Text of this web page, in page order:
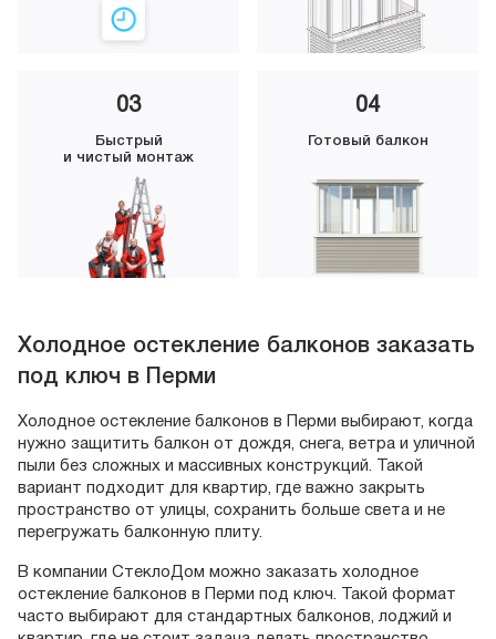
03
Быстрый
и чистый монтаж
04
Готовый балкон
Холодное остекление балконов заказать
под ключ в Перми
Холодное остекление балконов в Перми выбирают, когда
нужно защитить балкон от дождя, снега, ветра и уличной
пыли без сложных и массивных конструкций. Такой
вариант подходит для квартир, где важно закрыть
пространство от улицы, сохранить больше света и не
перегружать балконную плиту.
В компании СтеклоДом можно заказать холодное
остекление балконов в Перми под ключ. Такой формат
часто выбирают для стандартных балконов, лоджий и